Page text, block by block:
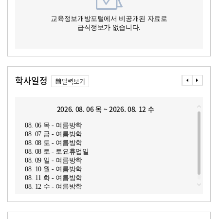
교육정보개방포털에서 비공개된 자료로
급식정보가 없습니다.
학사일정 달력보기
2026. 08. 06 목 ~ 2026. 08. 12 수
08. 06 목 - 여름방학
08. 07 금 - 여름방학
08. 08 토 - 여름방학
08. 08 토 - 토요휴업일
08. 09 일 - 여름방학
08. 10 월 - 여름방학
08. 11 화 - 여름방학
08. 12 수 - 여름방학